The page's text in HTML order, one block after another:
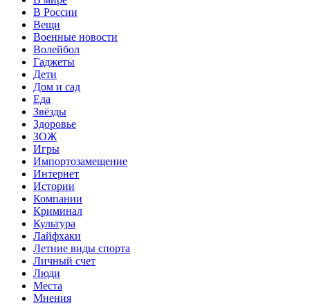
В России
Вещи
Военные новости
Волейбол
Гаджеты
Дети
Дом и сад
Еда
Звёзды
Здоровье
ЗОЖ
Игры
Импортозамещение
Интернет
Истории
Компании
Криминал
Культура
Лайфхаки
Летние виды спорта
Личный счет
Люди
Места
Мнения